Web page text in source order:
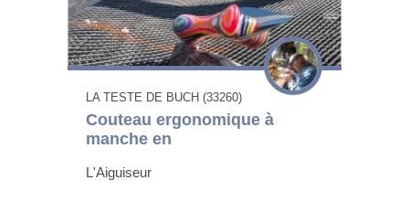
LA TESTE DE BUCH (33260)
Couteau ergonomique à
manche en
L'Aiguiseur